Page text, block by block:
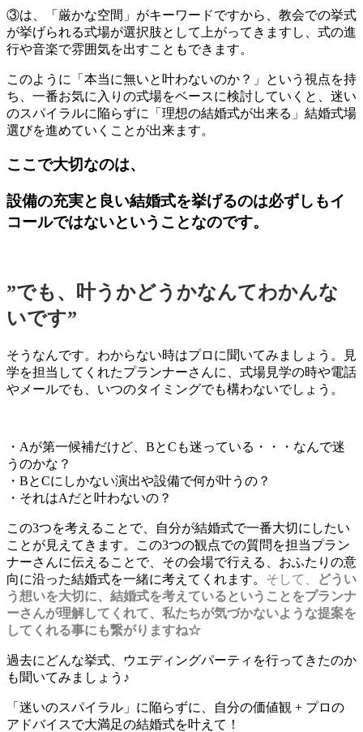
③は、「厳かな空間」がキーワードですから、教会での挙式
が挙げられる式場が選択肢として上がってきますし、式の進
行や音楽で雰囲気を出すこともできます。
このように「本当に無いと叶わないのか？」という視点を持
ち、一番お気に入りの式場をベースに検討していくと、迷い
のスパイラルに陥らずに「理想の結婚式が出来る」結婚式場
選びを進めていくことが出来ます。
ここで大切なのは、
設備の充実と良い結婚式を挙げるのは必ずしもイ
コールではないということなのです。
”でも、叶うかどうかなんてわかんな
いです”
そうなんです。わからない時はプロに聞いてみましょう。見
学を担当してくれたプランナーさんに、式場見学の時や電話
やメールでも、いつのタイミングでも構わないでしょう。
・Aが第一候補だけど、BとCも迷っている・・・なんで迷
うのかな？
・BとCにしかない演出や設備で何が叶うの？
・それはAだと叶わないの？
この3つを考えることで、自分が結婚式で一番大切にしたい
ことが見えてきます。この3つの観点での質問を担当プラン
ナーさんに伝えることで、その会場で行える、おふたりの意
向に沿った結婚式を一緒に考えてくれます。 そして、
どうい
う想いを大切に、結婚式を考えているということをプランナ
ーさんが理解してくれて、私たちが気づかないような提案を
してくれる事にも繋がりますね☆
過去にどんな挙式、ウエディングパーティを行ってきたのか
も聞いてみましょう♪
「迷いのスパイラル」に陥らずに、自分の価値観 + プロの
アドバイスで大満足の結婚式を叶えて！